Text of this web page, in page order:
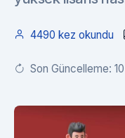
4490 kez okundu
Son Güncelleme: